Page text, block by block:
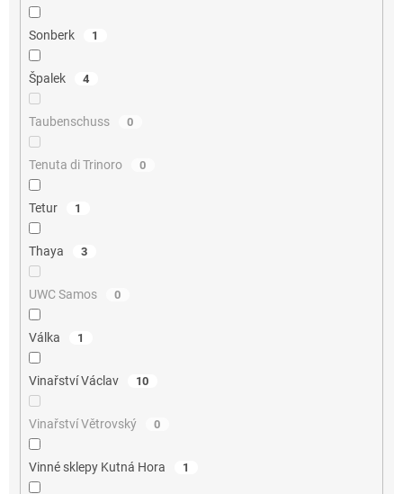
Sonberk 1
Špalek 4
Taubenschuss 0
Tenuta di Trinoro 0
Tetur 1
Thaya 3
UWC Samos 0
Válka 1
Vinařství Václav 10
Vinařství Větrovský 0
Vinné sklepy Kutná Hora 1